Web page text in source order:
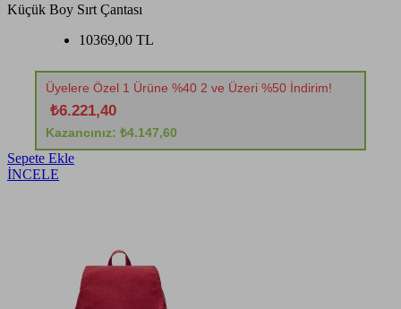
Küçük Boy Sırt Çantası
10369,00 TL
Üyelere Özel 1 Ürüne %40 2 ve Üzeri %50 İndirim!
₺6.221,40
Kazancınız: ₺4.147,60
Sepete Ekle
İNCELE